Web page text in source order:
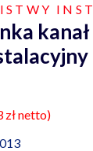
kanał
złnetto)